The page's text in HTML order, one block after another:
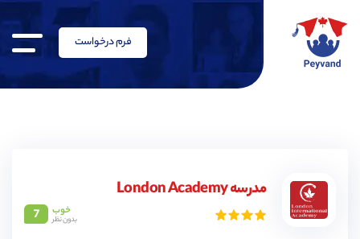
فرم درخواست
مدرسه London Academy
خوب
بدون نظر 7